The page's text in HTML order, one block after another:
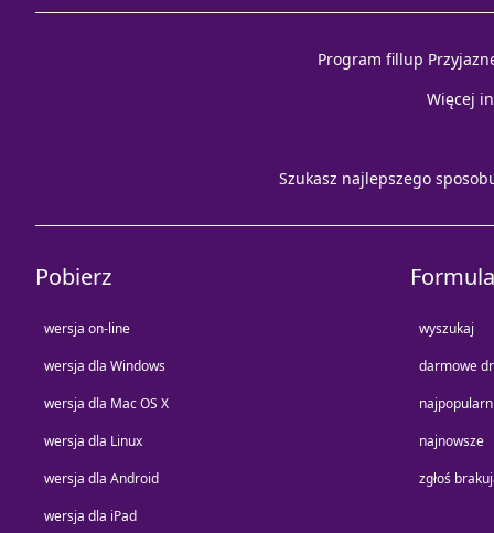
Program fillup
Więcej
Szukasz najlepszego
Pobierz
wersja on-line
wersja dla Windows
wersja dla Mac OS X
wersja dla Linux
wersja dla Android
wersja dla iPad
wyszukaj
darmowe
najnowsze
zgłoś